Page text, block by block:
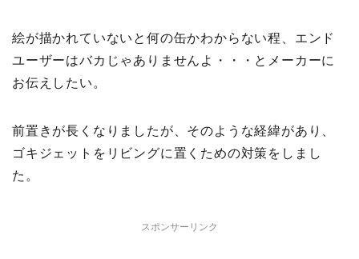
絵が描かれていないと何の缶かわからない程、エンド
ユーザーはバカじゃありませんよ・・・とメーカーに
お伝えしたい。
前置きが長くなりましたが、そのような経緯があり、
ゴキジェットをリビングに置くための対策をしまし
た。
スポンサーリンク